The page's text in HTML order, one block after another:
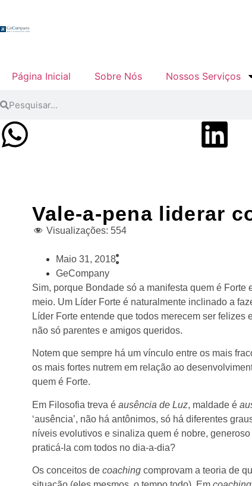
Página Inicial Sobre Nós Nossos Serviços
Vale-a-pena liderar
Visualizações: 554
Maio 31, 2018
GeCompany
Sim, porque Bondade só a manifesta quem é
meio. Um Líder Forte é naturalmente inclinado a
Líder Forte entende que todos merecem ser
não só parentes e amigos queridos.
Notem que sempre há um vínculo entre os mais
os mais fortes nutrem em relação ao
quem é Forte.
Em Filosofia treva é ausência de Luz, maldade é
‘ausência’, não há antônimos, só há diferentes
níveis evolutivos e sinaliza quem é nobre,
praticá-la com todos no dia-a-dia?
Os conceitos de coachingcomprovam a teoria de